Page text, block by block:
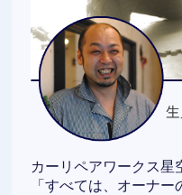
カーリペアワークス星
「すべては、オーナ